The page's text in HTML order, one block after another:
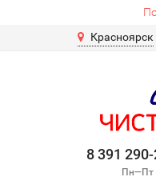
Красноярск
8 391
Пн—Пт